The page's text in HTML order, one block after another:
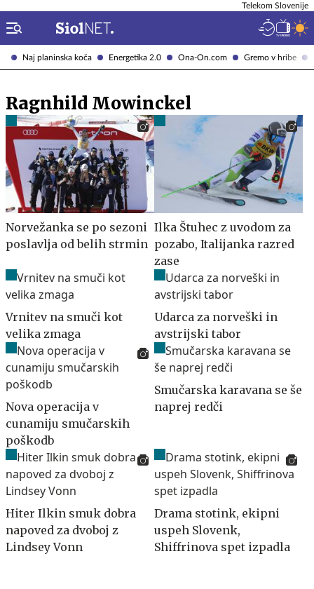
Naj planinska koča Energetika 2.0 Ona-On.com Gremo v hribe
Telekom Slovenije
Ragnhild Mowinckel
Norvežanka se po sezoni
poslavlja od belih strmin
Ilka Štuhec z uvodom za
pozabo, Italijanka razred
zase
Vrnitev na smuči kot
velika zmaga
Udarca za norveški in
avstrijski tabor
Nova operacija v
cunamiju smučarskih
poškodb
Smučarska karavana se še
naprej redči
Hiter Ilkin smuk dobra
napoved za dvoboj z
Lindsey Vonn
Drama stotink, ekipni
uspeh Slovenk,
Shiffrinova spet izpadla